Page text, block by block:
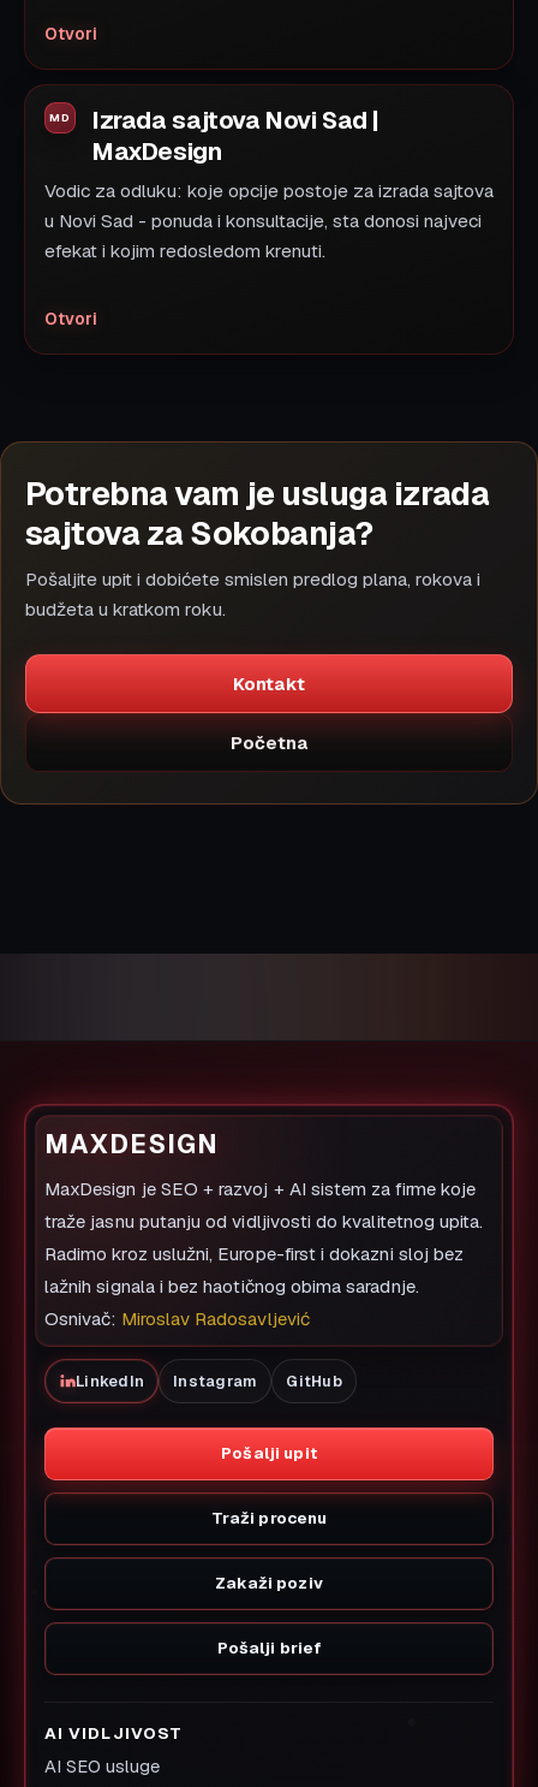
Otvori
Izrada sajtova Novi Sad |
MaxDesign
Vodic za odluku: koje opcije postoje za izrada sajtova
u Novi Sad - ponuda i konsultacije, sta donosi najveci
efekat i kojim redosledom krenuti.
Otvori
Potrebna vam je usluga izrada
sajtova za Sokobanja?
Pošaljite upit i dobićete smislen predlog plana, rokova i
budžeta u kratkom roku.
Kontakt
Početna
MAXDESIGN
MaxDesign je SEO + razvoj + AI sistem za firme koje
traže jasnu putanju od vidljivosti do kvalitetnog upita.
Radimo kroz uslužni, Europe-first i dokazni sloj bez
lažnih signala i bez haotičnog obima saradnje.
Osnivač: Miroslav Radosavljević
LinkedIn Instagram GitHub
Pošalji upit
Traži procenu
Zakaži poziv
Pošalji brief
AI VIDLJIVOST
AI SEO usluge